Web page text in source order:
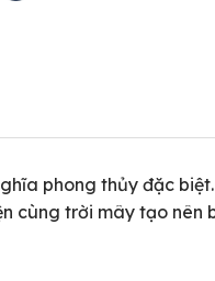
phong thủy đặc
cùng trời mây tạo nên